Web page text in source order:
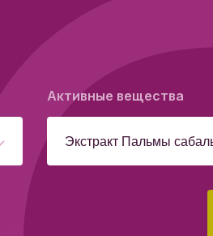
Активные вещества